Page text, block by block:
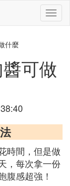
切
換
什麼
可做
時間，但是做
，每次拿一份
腹感超強！